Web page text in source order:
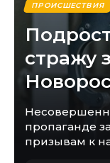
ПРОИСШЕСТВИЯ
стражу
пропаганде
призывам к